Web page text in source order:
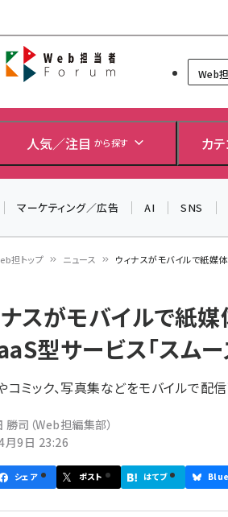
Web担当者Forum
Web
人気／注目 から探す カ
マーケティング／広告 AI SNS
担トップ ニュース ウィナスがモバイルで紙媒
スがモバイルで紙
型サービス「スム
コミック、写真集などをモバイルで配
勝司（Web担編集部）
月9日 23:26
シェア ポスト はてブ
＼ 8
生
るセ
2026
▼申